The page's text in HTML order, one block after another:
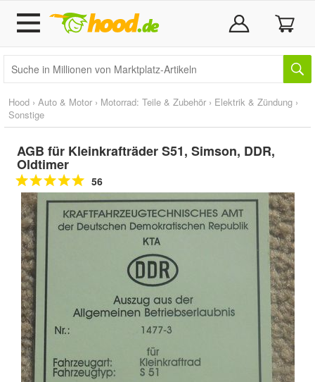
Hood › Auto & Motor › Motorrad: Teile & Zubehör › Elektrik & Zündung ›
Sonstige
AGB für Kleinkrafträder S51, Simson, DDR,
Oldtimer
56